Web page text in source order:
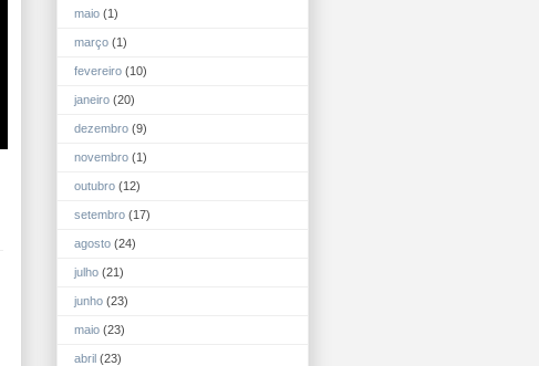
maio (1)
março (1)
fevereiro (10)
janeiro (20)
dezembro (9)
novembro (1)
outubro (12)
setembro (17)
agosto (24)
julho (21)
junho (23)
maio (23)
abril (23)